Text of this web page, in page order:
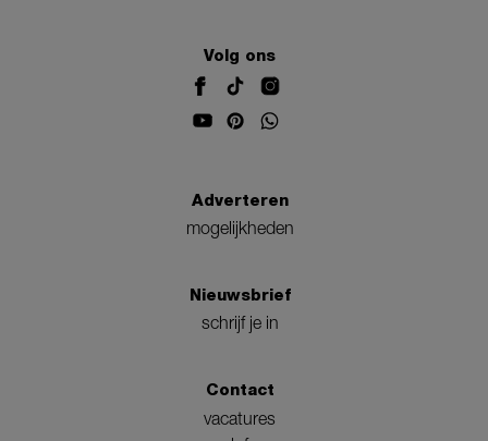
Volg ons
Adverteren
mogelijkheden
Nieuwsbrief
schrijf je in
Contact
vacatures